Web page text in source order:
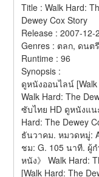
Title : Walk Hard:
Dewey Cox Story
Release : 2007-12-
Genres : ตลก, ดนต
Runtime : 96
Synopsis :
ดูหนังออนไลน์ [Walk
Walk Hard: The
ซับไทย HD ดูหนังแ
Hard: The Dewey
ธันวาคม. หมวดหมู่:
ชม: G. 105 นาที. ผู้ก
หนัง》 Walk Hard:
[Walk Hard: The